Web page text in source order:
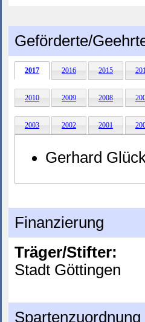
Geförderte/
2017 2016 2015
2010 2009 2008
2003 2002 2001
Gerhard
Finanzierung
Träger/Stifter:
Stadt Göttingen
Spartenzuordnung